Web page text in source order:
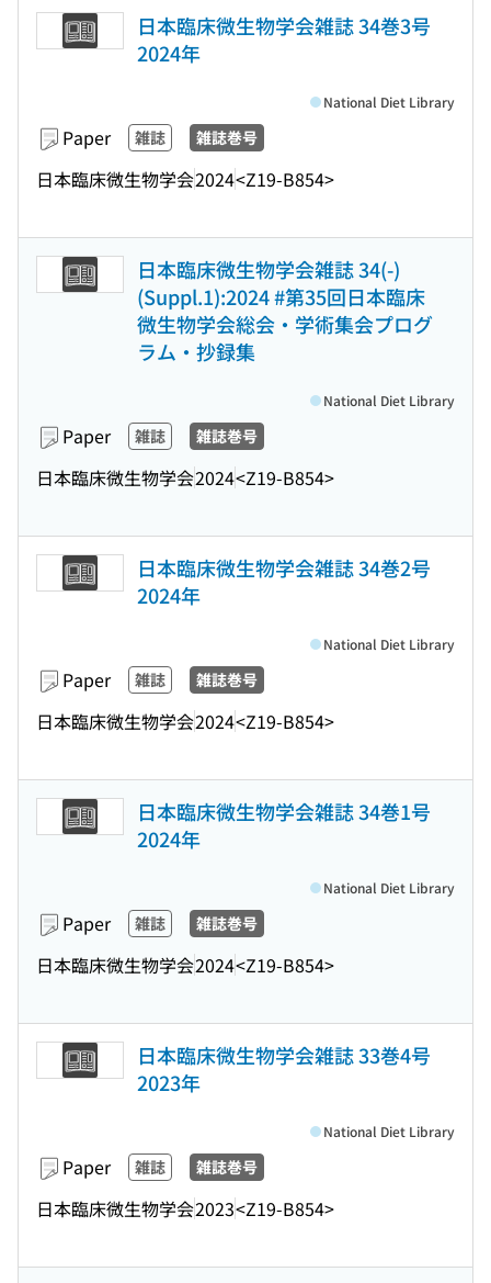
日本臨床微生物学会雑誌 34巻3号
2024年
Paper 雑誌 雑誌巻号
日本臨床微生物学会2024<Z19-B854>
National Diet Library
日本臨床微生物学会雑誌 34(-)
(Suppl.1):2024 #第35回日本臨床
微生物学会総会・学術集会プログ
ラム・抄録集
Paper 雑誌 雑誌巻号
日本臨床微生物学会2024<Z19-B854>
National Diet Library
日本臨床微生物学会雑誌 34巻2号
2024年
Paper 雑誌 雑誌巻号
日本臨床微生物学会2024<Z19-B854>
National Diet Library
日本臨床微生物学会雑誌 34巻1号
2024年
Paper 雑誌 雑誌巻号
日本臨床微生物学会2024<Z19-B854>
National Diet Library
日本臨床微生物学会雑誌 33巻4号
2023年
Paper 雑誌 雑誌巻号
日本臨床微生物学会2023<Z19-B854>
National Diet Library